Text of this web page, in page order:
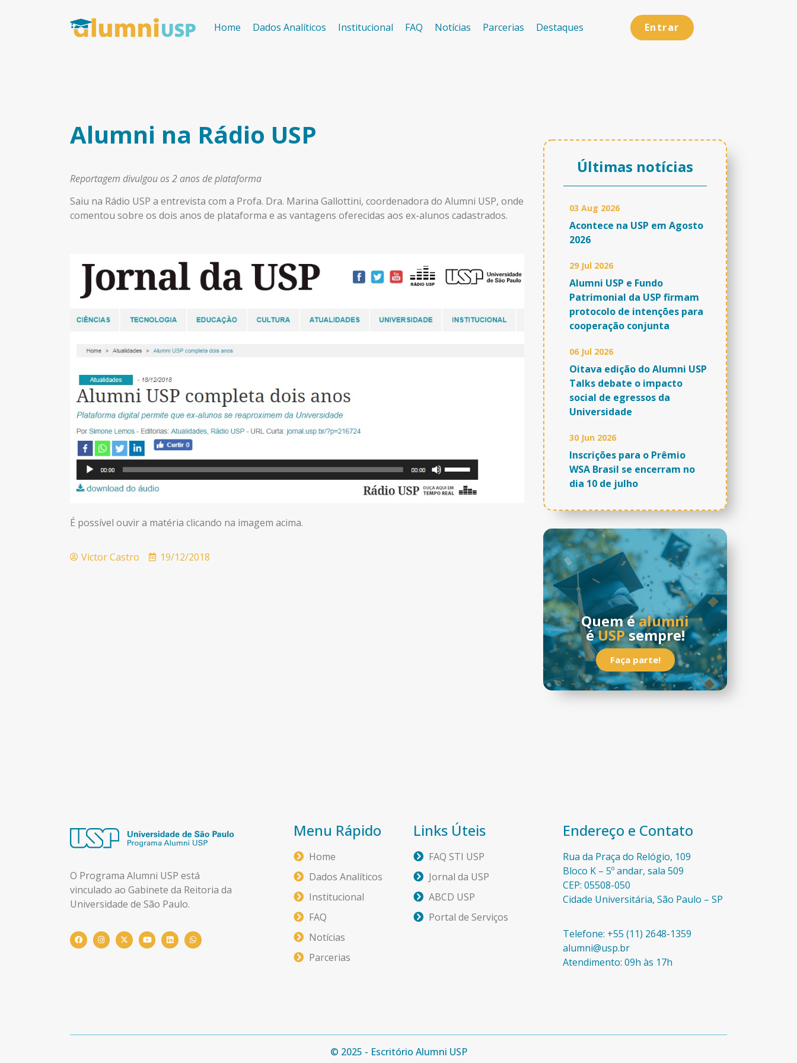
Home Dados Analíticos Institucional FAQ Notícias Parcerias Destaques Entrar
Alumni na Rádio USP
Reportagem divulgou os 2 anos de plataforma
Saiu na Rádio USP a entrevista com a Profa. Dra. Marina Gallottini, coordenadora do Alumni USP, onde
comentou sobre os dois anos de plataforma e as vantagens oferecidas aos ex-alunos cadastrados.
É possível ouvir a matéria clicando na imagem acima.
Victor Castro 19/12/2018
Últimas notícias
03 Aug 2026
Acontece na USP em Agosto
2026
29 Jul 2026
Alumni USP e Fundo
Patrimonial da USP firmam
protocolo de intenções para
cooperação conjunta
06 Jul 2026
Oitava edição do Alumni USP
Talks debate o impacto
social de egressos da
Universidade
30 Jun 2026
Inscrições para o Prêmio
WSA Brasil se encerram no
dia 10 de julho
Quem éalumni
éUSPsempre!
Faça parte!
O Programa Alumni USP está
vinculado ao Gabinete da Reitoria da
Universidade de São Paulo.
Menu Rápido
Home
Dados Analíticos
Institucional
FAQ
Notícias
Parcerias
Links Úteis
FAQ STI USP
Jornal da USP
ABCD USP
Portal de Serviços
Endereço e Contato
Rua da Praça do Relógio, 109
Bloco K – 5º andar, sala 509
CEP: 05508-050
Cidade Universitária, São Paulo – SP​
Telefone: +55 (11) 2648-1359
alumni@usp.br
Atendimento: 09h às 17h
© 2025 - Escritório Alumni USP